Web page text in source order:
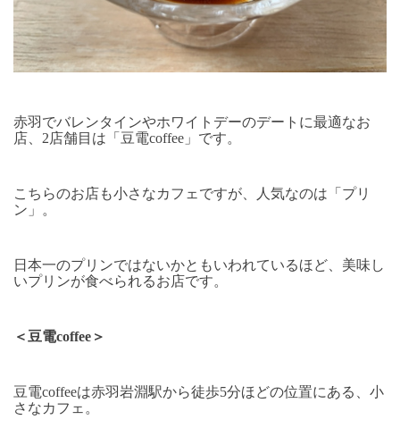
赤羽でバレンタインやホワイトデーのデートに最適なお
店、2店舗目は「豆電coffee」です。
こちらのお店も小さなカフェですが、人気なのは「プリ
ン」。
日本一のプリンではないかともいわれているほど、美味し
いプリンが食べられるお店です。
＜豆電coffee＞
豆電coffeeは赤羽岩淵駅から徒歩5分ほどの位置にある、小
さなカフェ。